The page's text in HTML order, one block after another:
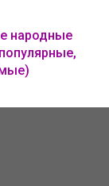
народные